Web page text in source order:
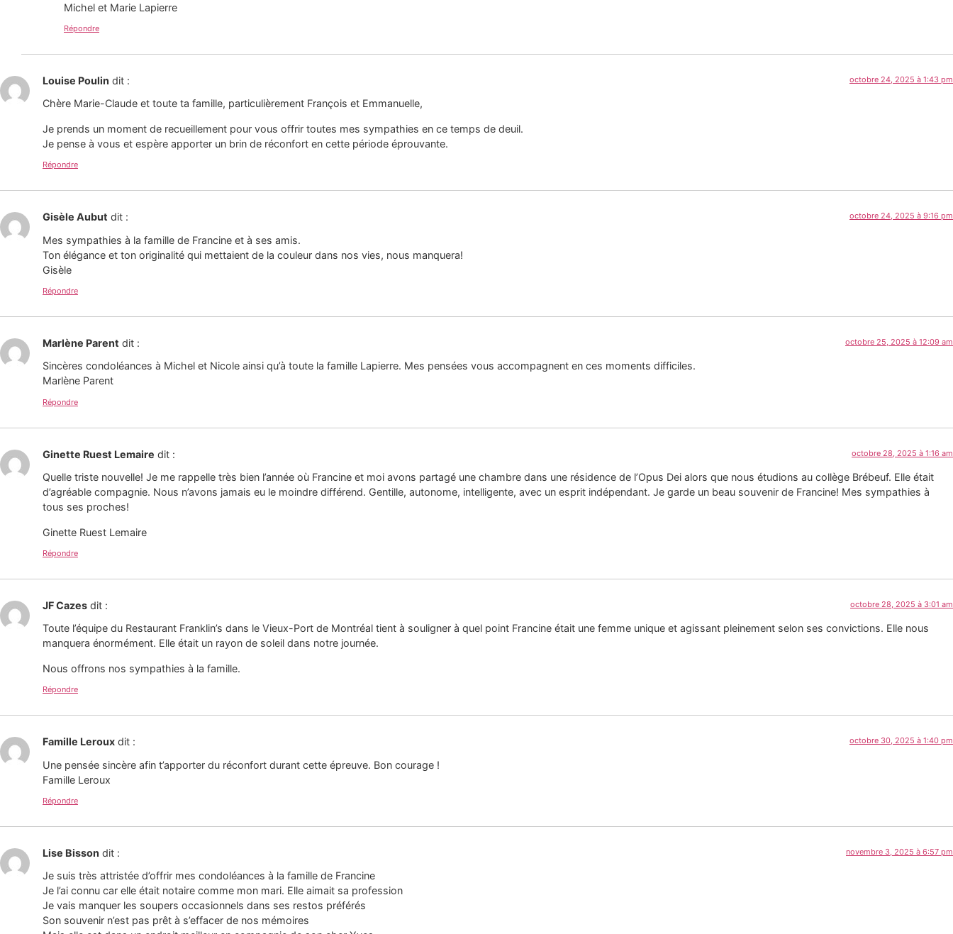
Michel et Marie Lapierre
Répondre
Louise Poulin dit : octobre 24, 2025 à 1:43 pm
Chère Marie-Claude et toute ta famille, particulièrement François et Emmanuelle,
Je prends un moment de recueillement pour vous offrir toutes mes sympathies en ce temps de deuil.
Je pense à vous et espère apporter un brin de réconfort en cette période éprouvante.
Répondre
Gisèle Aubut dit : octobre 24, 2025 à 9:16 pm
Mes sympathies à la famille de Francine et à ses amis.
Ton élégance et ton originalité qui mettaient de la couleur dans nos vies, nous manquera!
Gisèle
Répondre
Marlène Parent dit : octobre 25, 2025 à 12:09 am
Sincères condoléances à Michel et Nicole ainsi qu’à toute la famille Lapierre. Mes pensées vous accompagnent en ces moments difficiles.
Marlène Parent
Répondre
Ginette Ruest Lemaire dit : octobre 28, 2025 à 1:16 am
Quelle triste nouvelle! Je me rappelle très bien l’année où Francine et moi avons partagé une chambre dans une résidence de l’Opus Dei alors que nous étudions au collège Brébeuf. Elle était
d’agréable compagnie. Nous n’avons jamais eu le moindre différend. Gentille, autonome, intelligente, avec un esprit indépendant. Je garde un beau souvenir de Francine! Mes sympathies à
tous ses proches!
Ginette Ruest Lemaire
Répondre
JF Cazes dit : octobre 28, 2025 à 3:01 am
Toute l’équipe du Restaurant Franklin’s dans le Vieux-Port de Montréal tient à souligner à quel point Francine était une femme unique et agissant pleinement selon ses convictions. Elle nous
manquera énormément. Elle était un rayon de soleil dans notre journée.
Nous offrons nos sympathies à la famille.
Répondre
Famille Leroux dit : octobre 30, 2025 à 1:40 pm
Une pensée sincère afin t’apporter du réconfort durant cette épreuve. Bon courage !
Famille Leroux
Répondre
Lise Bisson dit : novembre 3, 2025 à 6:57 pm
Je suis très attristée d’offrir mes condoléances à la famille de Francine
Je l’ai connu car elle était notaire comme mon mari. Elle aimait sa profession
Je vais manquer les soupers occasionnels dans ses restos préférés
Son souvenir n’est pas prêt à s’effacer de nos mémoires